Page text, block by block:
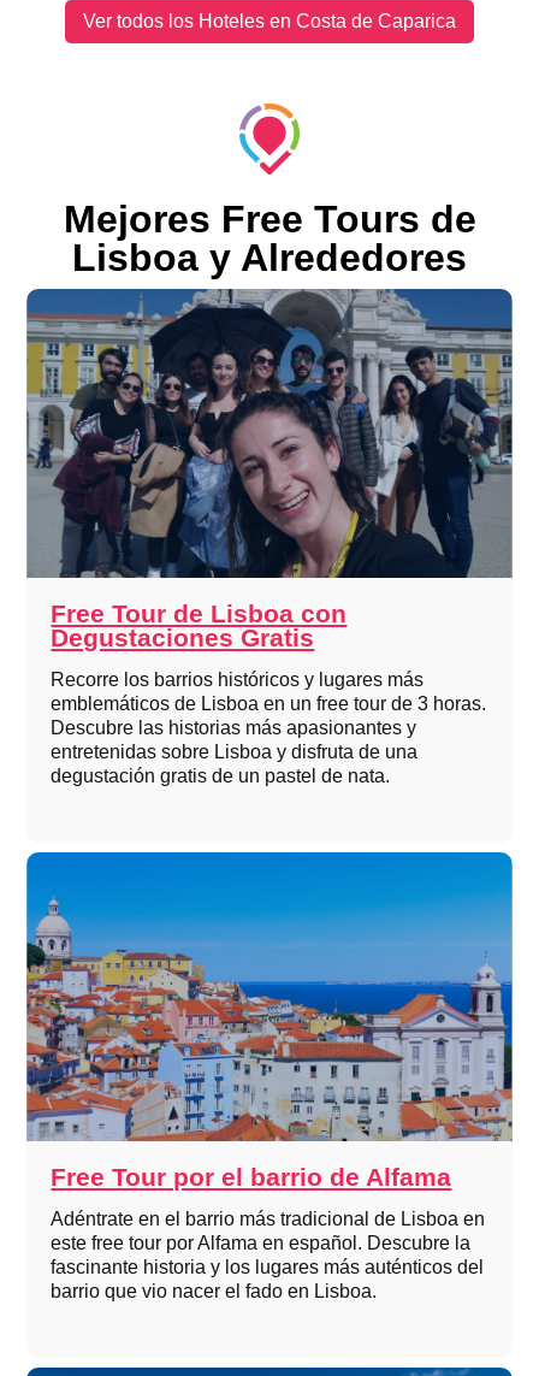
Ver todos los Hoteles en Costa de Caparica
Mejores Free Tours de
Lisboa y Alrededores
Free Tour de Lisboa con
Degustaciones Gratis
Recorre los barrios históricos y lugares más
emblemáticos de Lisboa en un free tour de 3 horas.
Descubre las historias más apasionantes y
entretenidas sobre Lisboa y disfruta de una
degustación gratis de un pastel de nata.
Free Tour por el barrio de Alfama
Adéntrate en el barrio más tradicional de Lisboa en
este free tour por Alfama en español. Descubre la
fascinante historia y los lugares más auténticos del
barrio que vio nacer el fado en Lisboa.